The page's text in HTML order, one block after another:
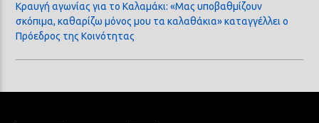
Κραυγή αγωνίας για το Καλαμάκι: «Μας υποβαθμίζουν
σκόπιμα, καθαρίζω μόνος μου τα καλαθάκια» καταγγέλλει ο
Πρόεδρος της Κοινότητας